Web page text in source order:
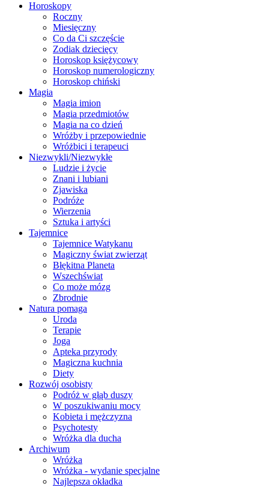
Horoskopy
Roczny
Miesięczny
Co da Ci szczęście
Zodiak dziecięcy
Horoskop księżycowy
Horoskop numerologiczny
Horoskop chiński
Magia
Magia imion
Magia przedmiotów
Magia na co dzień
Wróżby i przepowiednie
Wróżbici i terapeuci
Niezwykli/Niezwykłe
Ludzie i życie
Znani i lubiani
Zjawiska
Podróże
Wierzenia
Sztuka i artyści
Tajemnice
Tajemnice Watykanu
Magiczny świat zwierząt
Błękitna Planeta
Wszechświat
Co może mózg
Zbrodnie
Natura pomaga
Uroda
Terapie
Joga
Apteka przyrody
Magiczna kuchnia
Diety
Rozwój osobisty
Podróż w głąb duszy
W poszukiwaniu mocy
Kobieta i mężczyzna
Psychotesty
Wróżka dla ducha
Archiwum
Wróżka
Wróżka - wydanie specjalne
Najlepsza okładka